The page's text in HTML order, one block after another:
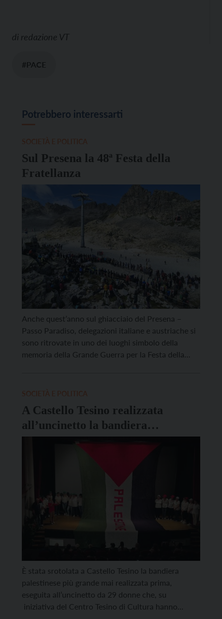
di redazione VT
#PACE
Potrebbero interessarti
Sul Presena la 48ª Festa della
Fratellanza
Anche quest’anno sul ghiacciaio del Presena –
Passo Paradiso, delegazioni italiane e austriache si
sono ritrovate in uno dei luoghi simbolo della
memoria della Grande Guerra per la Festa della
A Castello Tesino realizzata
all’uncinetto la bandiera
palestinese più grande del mondo
È stata srotolata a Castello Tesino la bandiera
palestinese più grande mai realizzata prima,
eseguita all’uncinetto da 29 donne che, su
iniziativa del Centro Tesino di Cultura hanno